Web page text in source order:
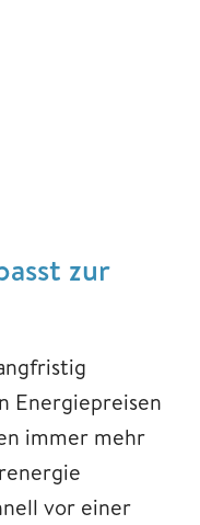
zur
Energiepreisen
immer mehr
vor einer